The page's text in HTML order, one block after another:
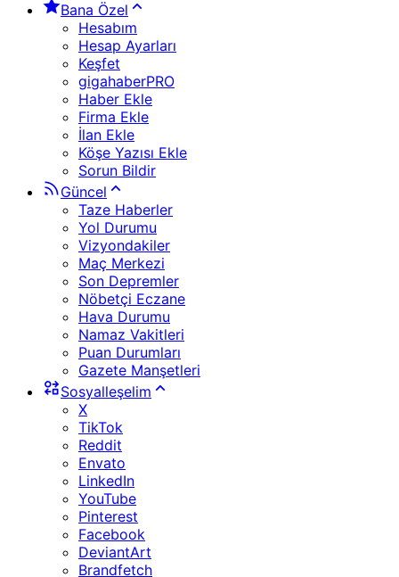
Bana Özel
Hesabım
Hesap Ayarları
Keşfet
gigahaberPRO
Haber Ekle
Firma Ekle
İlan Ekle
Köşe Yazısı Ekle
Sorun Bildir
Güncel
Taze Haberler
Yol Durumu
Vizyondakiler
Maç Merkezi
Son Depremler
Nöbetçi Eczane
Hava Durumu
Namaz Vakitleri
Puan Durumları
Gazete Manşetleri
Sosyalleşelim
X
TikTok
Reddit
Envato
LinkedIn
YouTube
Pinterest
Facebook
DeviantArt
Brandfetch